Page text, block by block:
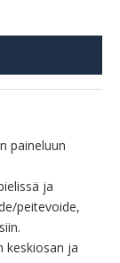
paineluun
ja
peitevoide,
keskiosan ja